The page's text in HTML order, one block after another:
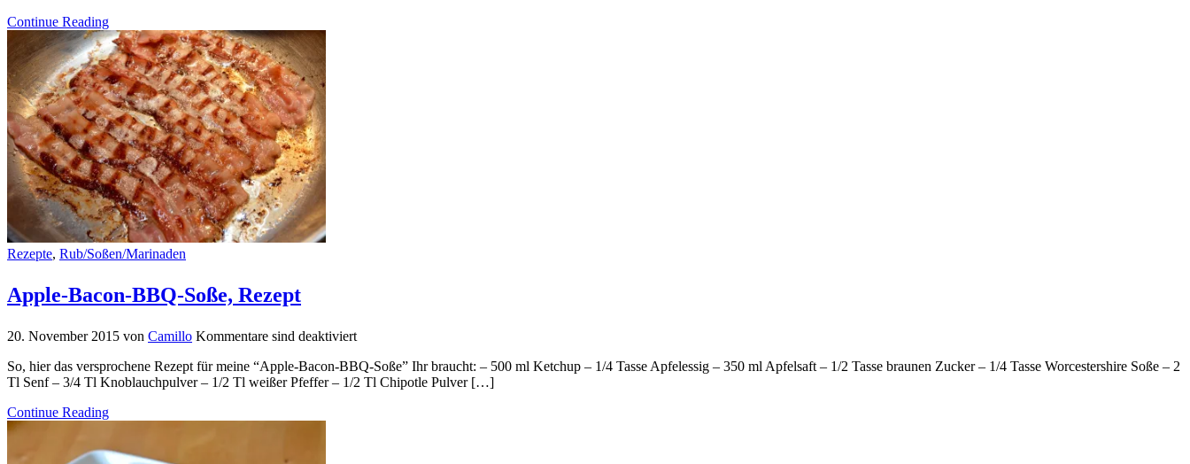
Continue Reading
Rezepte, Rub/Soßen/Marinaden
Apple-Bacon-BBQ-Soße, Rezept
20. November 2015 von Camillo Kommentare sind deaktiviert
So, hier das versprochene Rezept für meine “Apple-Bacon-BBQ-Soße” Ihr braucht: – 500 ml Ketchup – 1/4 Tasse Apfelessig – 350 ml Apfelsaft – 1/2 Tasse braunen Zucker – 1/4 Tasse Worcestershire Soße – 2
Tl Senf – 3/4 Tl Knoblauchpulver – 1/2 Tl weißer Pfeffer – 1/2 Tl Chipotle Pulver […]
Continue Reading